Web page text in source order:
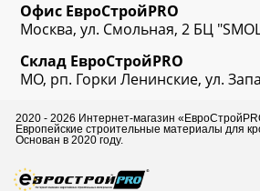
Офис ЕвроСтройPRO
Москва, ул. Смольная, 2 БЦ
Склад ЕвроСтройPRO
МО, рп. Горки Ленинские, ул.
2020 - 2026 Интернет-магазин
Европейские строительные материалы для
Основан в 2020 году.